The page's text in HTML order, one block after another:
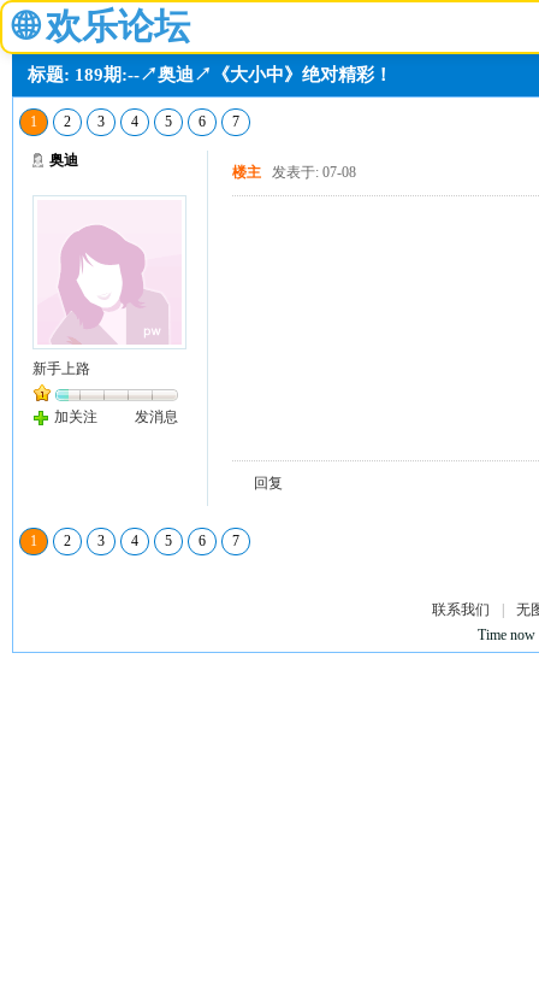
🌐 欢乐论坛
标题: 189期:--↗奥迪↗《大小中》绝对精彩！
1 2 3 4 5 6 7
奥迪
新手上路
加关注 发消息
楼主 发表于: 07-08
回复
1 2 3 4 5 6 7
联系我们
无
Time now